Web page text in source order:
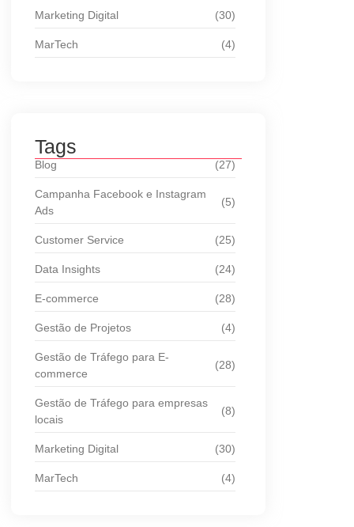
Marketing Digital (30)
MarTech (4)
Tags
Blog (27)
Campanha Facebook e Instagram
Ads
(5)
Customer Service (25)
Data Insights (24)
E-commerce (28)
Gestão de Projetos (4)
Gestão de Tráfego para E-
commerce
(28)
Gestão de Tráfego para empresas
locais
(8)
Marketing Digital (30)
MarTech (4)